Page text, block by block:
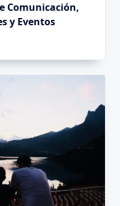
Comunicación,
y Eventos